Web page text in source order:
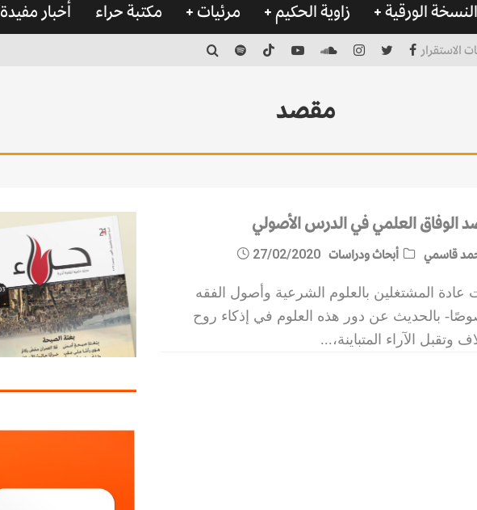
النسخة الورقية زاوية الحكيم مرئيات مكتبة حراء أخبار مفيدة
الاستقرار
مقصد
الوفاق العلمي في الدرس الأصولي
قاسمي أبحاث ودراسات 27/02/2020
المشتغلين بالعلوم الشرعية وأصول الفقه
بالحديث عن دور هذه العلوم في إذكاء روح
وتقبل الآراء المتباينة، ...